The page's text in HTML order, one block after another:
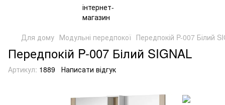
Для дому Модульні передпокої Передпокій P-007 Білий
Передпокій P-007 Білий SIGNAL
Артикул: 1889 Написати відгук